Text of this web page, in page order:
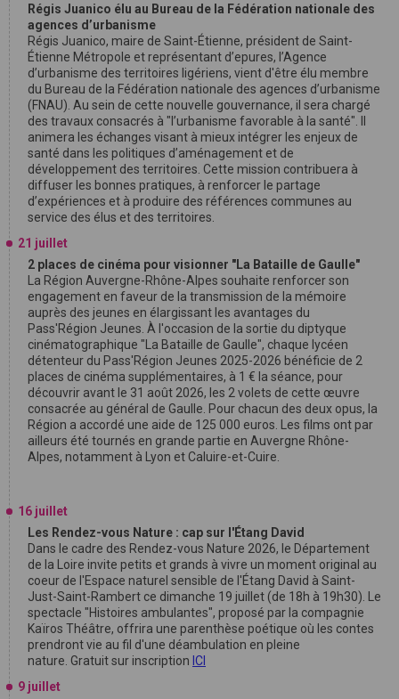
Régis Juanico élu au Bureau de la Fédération nationale des
agences d’urbanisme
Régis Juanico, maire de Saint-Étienne, président de Saint-
Étienne Métropole et représentant d’epures, l’Agence
d’urbanisme des territoires ligériens, vient d'être élu membre
du Bureau de la Fédération nationale des agences d’urbanisme
(FNAU). Au sein de cette nouvelle gouvernance, il sera chargé
des travaux consacrés à "l’urbanisme favorable à la santé". Il
animera les échanges visant à mieux intégrer les enjeux de
santé dans les politiques d’aménagement et de
développement des territoires. Cette mission contribuera à
diffuser les bonnes pratiques, à renforcer le partage
d’expériences et à produire des références communes au
service des élus et des territoires.
21 juillet
2 places de cinéma pour visionner "La Bataille de Gaulle"
La Région Auvergne-Rhône-Alpes souhaite renforcer son
engagement en faveur de la transmission de la mémoire
auprès des jeunes en élargissant les avantages du
Pass'Région Jeunes. À l'occasion de la sortie du diptyque
cinématographique "La Bataille de Gaulle", chaque lycéen
détenteur du Pass'Région Jeunes 2025-2026 bénéficie de 2
places de cinéma supplémentaires, à 1 € la séance, pour
découvrir avant le 31 août 2026, les 2 volets de cette œuvre
consacrée au général de Gaulle. Pour chacun des deux opus, la
Région a accordé une aide de 125 000 euros. Les films ont par
ailleurs été tournés en grande partie en Auvergne Rhône-
Alpes, notamment à Lyon et Caluire-et-Cuire.
16 juillet
Les Rendez-vous Nature : cap sur l'Étang David
Dans le cadre des Rendez-vous Nature 2026, le Département
de la Loire invite petits et grands à vivre un moment original au
coeur de l'Espace naturel sensible de l'Étang David à Saint-
Just-Saint-Rambert ce dimanche 19 juillet (de 18h à 19h30). Le
spectacle "Histoires ambulantes", proposé par la compagnie
Kaïros Théâtre, offrira une parenthèse poétique où les contes
prendront vie au fil d'une déambulation en pleine
nature. Gratuit sur inscription ICI
9 juillet